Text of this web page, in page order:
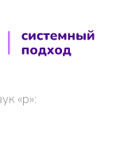
«р»: